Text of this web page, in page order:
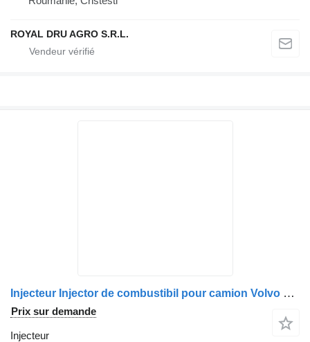
ROYAL DRU AGRO S.R.L.
Injecteur Injector de combustibil pour camion Volvo – 3978820, 20440475, 85000057
Prix sur demande
Injecteur